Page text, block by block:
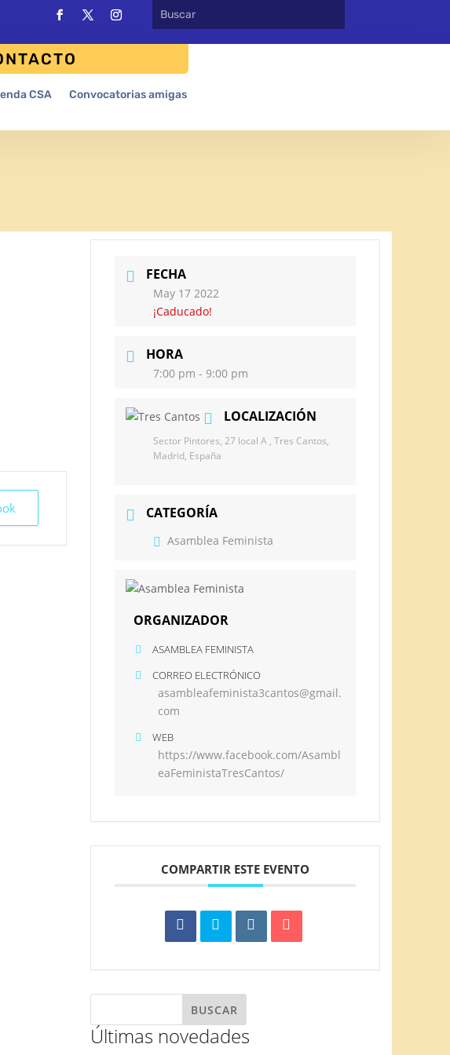
CSA
Convocatorias amigas
FECHA
May 17 2022
¡Caducado!
HORA
7:00 pm - 9:00 pm
LOCALIZACIÓN
Sector Pintores, 27 local A , Tres Cantos,
Madrid, España
CATEGORÍA
Asamblea Feminista
ORGANIZADOR
ASAMBLEA FEMINISTA
CORREO ELECTRÓNICO
asambleafeminista3cantos@gmail.
com
WEB
https://www.facebook.com/Asambl
eaFeministaTresCantos/
COMPARTIR ESTE EVENTO
Últimas novedades